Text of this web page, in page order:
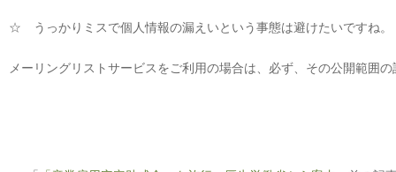
☆ うっかりミスで個人情報の漏えいという事態は避けたいですね。
メーリングリストサービスをご利用の場合は、必ず、その公開範囲